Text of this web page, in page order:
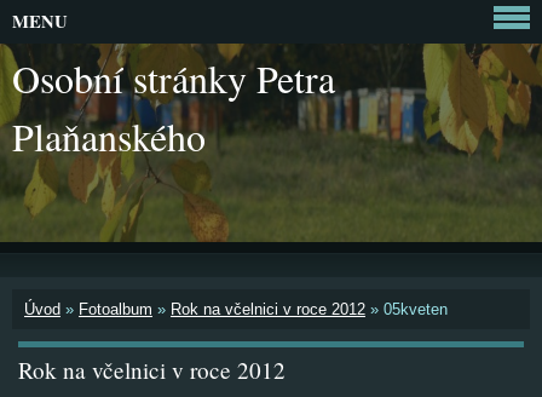
Osobní stránky Petra
Plaňanského
Úvod » Fotoalbum » Rok na včelnici v roce 2012 » 05kveten
Rok na včelnici v roce 2012
MENU